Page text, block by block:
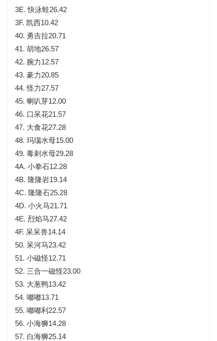
3E. 快泳蛙26.42
3F. 凯西10.42
40. 勇吉拉20.71
41. 胡地26.57
42. 腕力12.57
43. 豪力20.85
44. 怪力27.57
45. 喇叭芽12.00
46. 口呆花21.57
47. 大食花27.28
48. 玛瑙水母15.00
49. 毒刺水母29.28
4A. 小拳石12.28
4B. 隆隆岩19.14
4C. 隆隆石25.28
4D. 小火马21.71
4E. 烈焰马27.42
4F. 呆呆兽14.14
50. 呆河马23.42
51. 小磁怪12.71
52. 三合一磁怪23.00
53. 大葱鸭13.42
54. 嘟嘟13.71
55. 嘟嘟利22.57
56. 小海狮14.28
57. 白海狮25.14